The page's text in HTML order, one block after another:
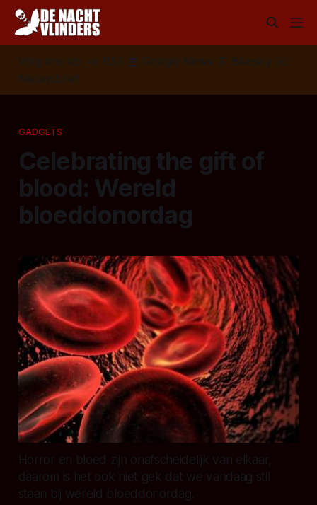
Volg ons op: 📣 RSS 📰 Google News 🦋 Bluesky
✉️
Nieuwsbrief
GADGETS
Celebrating the gift of
blood: Wereld
bloeddonordag
Horror en bloed zijn onafscheidelijk van elkaar,
daarom is het ook niet gek dat we vandaag stil
staan bij wereld bloeddonordag.